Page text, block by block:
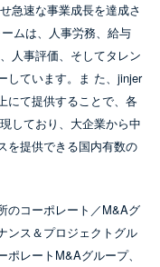
急速な事業成長を達成さ
ムは、人事労務、給与
人事評価、そしてタレン
しています。ま た、jinjer
にて提供することで、各
しており、大企業から中
を提供できる国内有数の
のコーポレート／M&Aグ
ンス＆プロジェクトグル
ポレートM&Aグループ、